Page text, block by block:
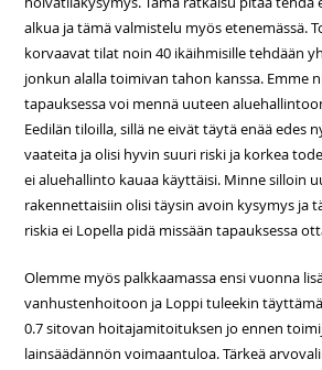
alkua ja tämä valmistelu myös etenemässä.
korvaavat tilat noin 40 ikäihmisille tehdään
jonkun alalla toimivan tahon kanssa. Emme
tapauksessa voi mennä uuteen
Eedilän tiloilla, sillä ne eivät täytä enää edes
vaateita ja olisi hyvin suuri riski ja korkea
ei aluehallinto kauaa käyttäisi. Minne silloin
rakennettaisiin olisi täysin avoin kysymys ja
riskia ei Lopella pidä missään tapauksessa
Olemme myös palkkaamassa ensi vuonna
vanhustenhoitoon ja Loppi tuleekin
0.7 sitovan hoitajamitoituksen jo ennen
lainsäädännön voimaantuloa. Tärkeä